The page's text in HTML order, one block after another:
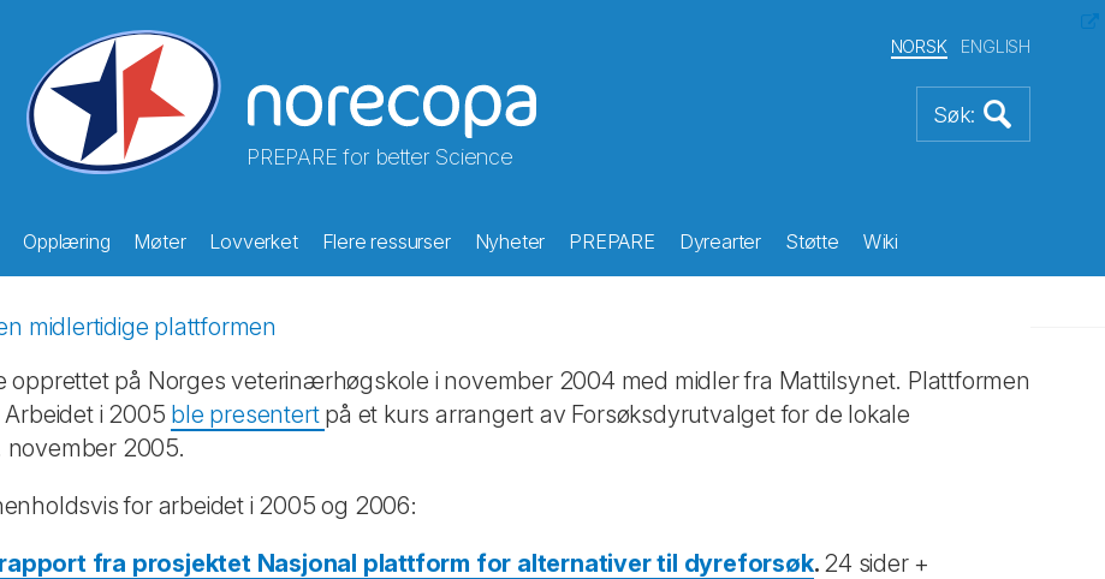
PREPARE for better Science
NORSK ENGLISH
Opplæring Møter Lovverket Flere ressurser Nyheter PREPARE Dyrearter Støtte Wiki
midlertidige plattformen
opprettet på Norges veterinærhøgskole i november 2004 med midler fra Mattilsynet. Plattformen
Arbeidet i 2005 ble presentert på et kurs arrangert av Forsøksdyrutvalget for de lokale
2005.
for arbeidet i 2005 og 2006:
fra prosjektet Nasjonal plattform for alternativer til dyreforsøk. 24 sider +